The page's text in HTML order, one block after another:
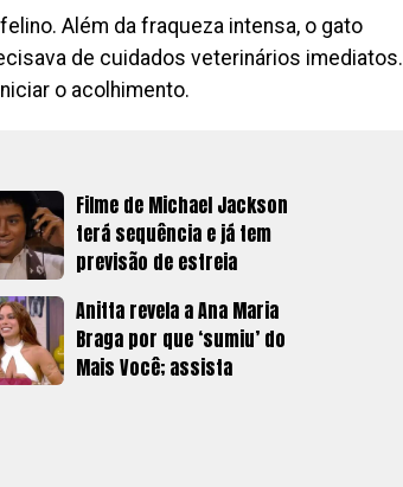
Além da fraqueza intensa, o gato
de cuidados veterinários imediatos.
o acolhimento.
Filme de Michael Jackson
terá sequência e já tem
previsão de estreia
Anitta revela a Ana Maria
Braga por que ‘sumiu’ do
Mais Você; assista